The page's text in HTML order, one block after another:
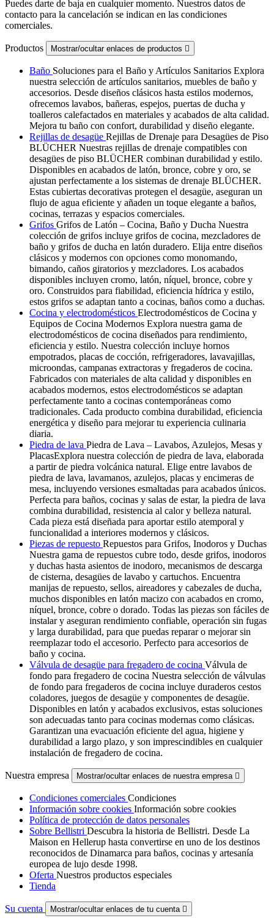
Puedes darte de baja en cualquier momento. Nuestros datos de
contacto para la cancelación se indican en las condiciones
comerciales.
Productos Mostrar/ocultar enlaces de productos 
Baño Soluciones para el Baño y Artículos Sanitarios Explora
nuestra selección de artículos sanitarios, muebles de baño y
accesorios. Desde diseños clásicos hasta estilos modernos,
ofrecemos lavabos, bañeras, espejos, puertas de ducha y
toalleros calefactados en materiales y acabados de alta calidad.
Mejora tu baño con confort, durabilidad y diseño elegante.
Rejillas de desagüe Rejillas de Drenaje para Desagües de Piso
BLÜCHER Nuestras rejillas de drenaje compatibles con
desagües de piso BLÜCHER combinan durabilidad y estilo.
Disponibles en acabados de latón, bronce, cobre y oro, se
ajustan perfectamente a los sistemas de drenaje BLÜCHER.
Estas cubiertas decorativas protegen el desagüe, aseguran un
flujo de agua eficiente y añaden un toque elegante a baños,
cocinas, terrazas y espacios comerciales.
Grifos Grifos de Latón – Cocina, Baño y Ducha Nuestra
colección de grifos incluye grifos de cocina, mezcladores de
baño y grifos de ducha en latón duradero. Elija entre diseños
clásicos y modernos con opciones como monomando,
bimando, caños giratorios y mezcladores. Los acabados
disponibles incluyen cromo, latón, níquel, bronce, cobre y
oro. Construidos para fiabilidad, eficiencia hídrica y estilo,
estos grifos se adaptan tanto a cocinas, baños como a duchas.
Cocina y electrodomésticos Electrodomésticos de Cocina y
Equipos de Cocina Modernos Explora nuestra gama de
electrodomésticos de cocina diseñados para rendimiento,
eficiencia y estilo. Nuestra colección incluye hornos
empotrados, placas de cocción, refrigeradores, lavavajillas,
microondas, campanas extractoras y fregaderos de cocina.
Fabricados con materiales de alta calidad y disponibles en
acabados modernos, estos electrodomésticos se adaptan
perfectamente tanto a cocinas contemporáneas como
tradicionales. Cada producto combina durabilidad, eficiencia
energética y diseño para mejorar tu experiencia culinaria
diaria.
Piedra de lava Piedra de Lava – Lavabos, Azulejos, Mesas y
PlacasExplora nuestra colección de piedra de lava, elaborada
a partir de piedra volcánica natural. Elige entre lavabos de
piedra de lava, lavamanos, azulejos, placas y encimeras de
mesa, incluyendo versiones esmaltadas para acabados únicos.
Perfecta para baños, cocinas y salas de estar, la piedra de lava
combina durabilidad, resistencia al calor y belleza natural.
Cada pieza está diseñada para aportar estilo atemporal y
funcionalidad a interiores modernos y clásicos.
Piezas de repuesto Repuestos para Grifos, Inodoros y Duchas
Nuestra gama de repuestos cubre todo, desde grifos, inodoros
y duchas hasta asientos de inodoro, mecanismos de descarga
de cisterna, desagües de lavabo y cartuchos. Encuentra
manijas de repuesto, sellos, aireadores y cabezales de ducha,
muchos disponibles en latón macizo con acabados en cromo,
níquel, bronce, cobre o dorado. Todas las piezas son fáciles de
instalar y aseguran rendimiento confiable, operación sin fugas
y larga durabilidad, para que puedas reparar o mejorar sin
reemplazar todo el accesorio. Perfecto para accesorios de
baño y cocina.
Válvula de desagüe para fregadero de cocina Válvula de
fondo para fregadero de cocina Nuestra selección de válvulas
de fondo para fregaderos de cocina incluye duraderos cestos
coladores, juegos de desagüe y componentes de desagüe.
Disponibles en latón y acabados exclusivos, estas soluciones
son adecuadas tanto para cocinas modernas como clásicas.
Garantizan una evacuación eficiente del agua, higiene y
durabilidad a largo plazo, y son imprescindibles en cualquier
instalación de fregadero de cocina.
Nuestra empresa Mostrar/ocultar enlaces de nuestra empresa 
Condiciones comerciales Condiciones
Información sobre cookies Información sobre cookies
Política de protección de datos personales
Sobre Bellistri Descubra la historia de Bellistri. Desde La
Maison en Hellerup hasta convertirse en uno de los destinos
reconocidos de Dinamarca para baños, cocinas y artesanía
europea de lujo desde 1998.
Oferta Nuestros productos especiales
Tienda
Su cuenta Mostrar/ocultar enlaces de tu cuenta 